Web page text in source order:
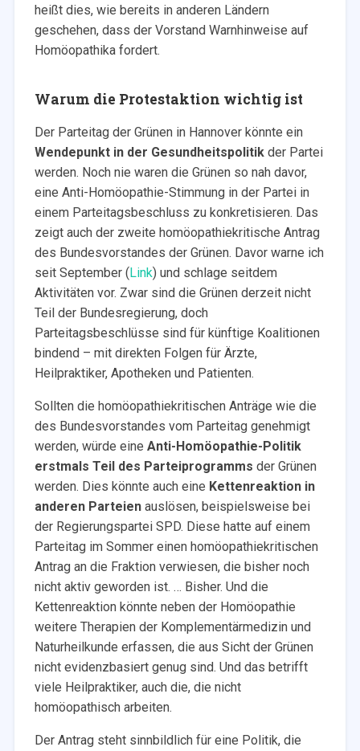
heißt dies, wie bereits in anderen Ländern
geschehen, dass der Vorstand Warnhinweise auf
Homöopathika fordert.
Warum die Protestaktion wichtig ist
Der Parteitag der Grünen in Hannover könnte ein
Wendepunkt in der Gesundheitspolitikder Partei
werden. Noch nie waren die Grünen so nah davor,
eine Anti-Homöopathie-Stimmung in der Partei in
einem Parteitagsbeschluss zu konkretisieren. Das
zeigt auch der zweite homöopathiekritische Antrag
des Bundesvorstandes der Grünen. Davor warne ich
seit September (Link) und schlage seitdem
Aktivitäten vor. Zwar sind die Grünen derzeit nicht
Teil der Bundesregierung, doch
Parteitagsbeschlüsse sind für künftige Koalitionen
bindend – mit direkten Folgen für Ärzte,
Heilpraktiker, Apotheken und Patienten.
Sollten die homöopathiekritischen Anträge wie die
des Bundesvorstandes vom Parteitag genehmigt
werden, würde eine Anti-Homöopathie-Politik
erstmals Teil des Parteiprogramms der Grünen
werden. Dies könnte auch eine Kettenreaktion in
anderen Parteienauslösen, beispielsweise bei
der Regierungspartei SPD. Diese hatte auf einem
Parteitag im Sommer einen homöopathiekritischen
Antrag an die Fraktion verwiesen, die bisher noch
nicht aktiv geworden ist. … Bisher. Und die
Kettenreaktion könnte neben der Homöopathie
weitere Therapien der Komplementärmedizin und
Naturheilkunde erfassen, die aus Sicht der Grünen
nicht evidenzbasiert genug sind. Und das betrifft
viele Heilpraktiker, auch die, die nicht
homöopathisch arbeiten.
Der Antrag steht sinnbildlich für eine Politik, die